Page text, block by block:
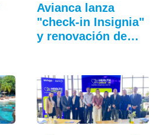
Avianca lanza
"check-in Insignia"
y renovación de